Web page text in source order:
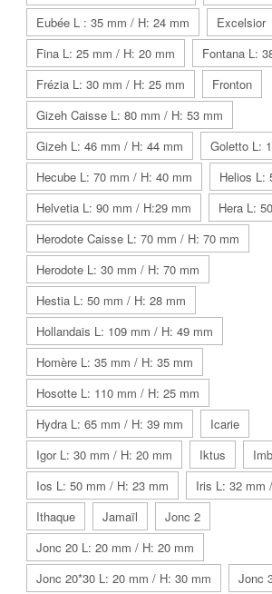
Eubée L : 35 mm / H: 24 mm
Excelsior
Fina L: 25 mm / H: 20 mm
Fontana L:
Frézia L: 30 mm / H: 25 mm
Fronton
Gizeh Caisse L: 80 mm / H: 53 mm
Gizeh L: 46 mm / H: 44 mm
Goletto L:
Hecube L: 70 mm / H: 40 mm
Helios L:
Helvetia L: 90 mm / H:29 mm
Hera L:
Herodote Caisse L: 70 mm / H: 70 mm
Herodote L: 30 mm / H: 70 mm
Hestia L: 50 mm / H: 28 mm
Hollandais L: 109 mm / H: 49 mm
Homère L: 35 mm / H: 35 mm
Hosotte L: 110 mm / H: 25 mm
Hydra L: 65 mm / H: 39 mm
Icarie
Igor L: 30 mm / H: 20 mm
Iktus
Ios L: 50 mm / H: 23 mm
Iris L: 32 mm
Ithaque
Jamaïl
Jonc 2
Jonc 20 L: 20 mm / H: 20 mm
Jonc 20*30 L: 20 mm / H: 30 mm
Jonc